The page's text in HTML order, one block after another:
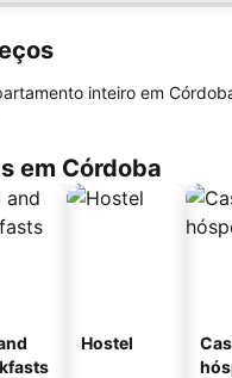
inteiro em
em Córdoba
Hostel